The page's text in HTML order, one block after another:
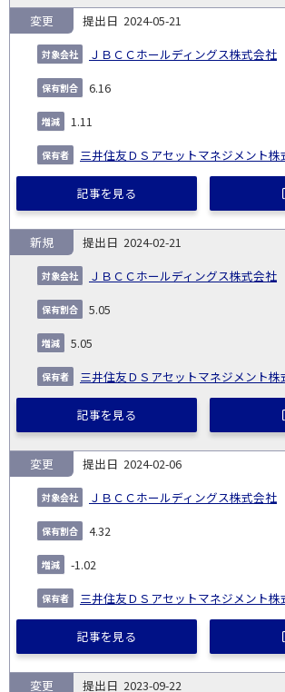
2024-05-21
ＪＢＣＣホールディングス株式会社
変更
6.16
1.11
三井住友ＤＳアセットマネジメント株
記事を見る
2024-02-21
ＪＢＣＣホールディングス株式会社
新規
5.05
5.05
三井住友ＤＳアセットマネジメント株
記事を見る
2024-02-06
ＪＢＣＣホールディングス株式会社
変更
4.32
-1.02
三井住友ＤＳアセットマネジメント株
記事を見る
2023-09-22
変更